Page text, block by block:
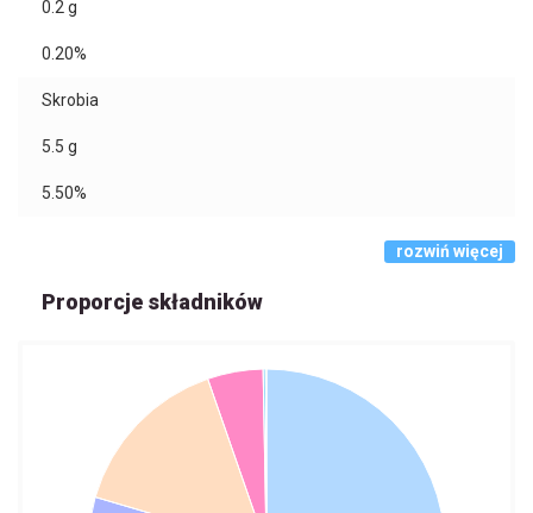
0.2g
0.20%
Skrobia
5.5 g
5.50%
rozwiń więcej
Proporcje składników